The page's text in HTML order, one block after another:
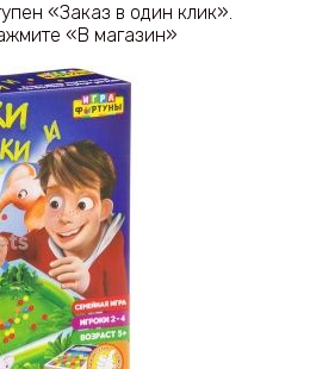
«Заказ в один клик».
«В магазин»